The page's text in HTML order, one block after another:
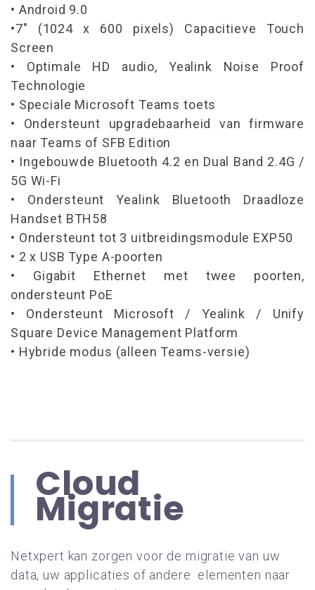
• Android 9.0
•7" (1024 x 600 pixels) Capacitieve Touch
Screen
• Optimale HD audio, Yealink Noise Proof
Technologie
• Speciale Microsoft Teams toets
• Ondersteunt upgradebaarheid van firmware
naar Teams of SFB Edition
• Ingebouwde Bluetooth 4.2 en Dual Band 2.4G /
5G Wi-Fi
• Ondersteunt Yealink Bluetooth Draadloze
Handset BTH58
• Ondersteunt tot 3 uitbreidingsmodule EXP50
• 2 x USB Type A-poorten
• Gigabit Ethernet met twee poorten,
ondersteunt PoE
• Ondersteunt Microsoft / Yealink / Unify
Square Device Management Platform
• Hybride modus (alleen Teams-versie)
Cloud
Migratie
Netxpert kan zorgen voor de migratie van uw
data, uw applicaties of andere elementen naar